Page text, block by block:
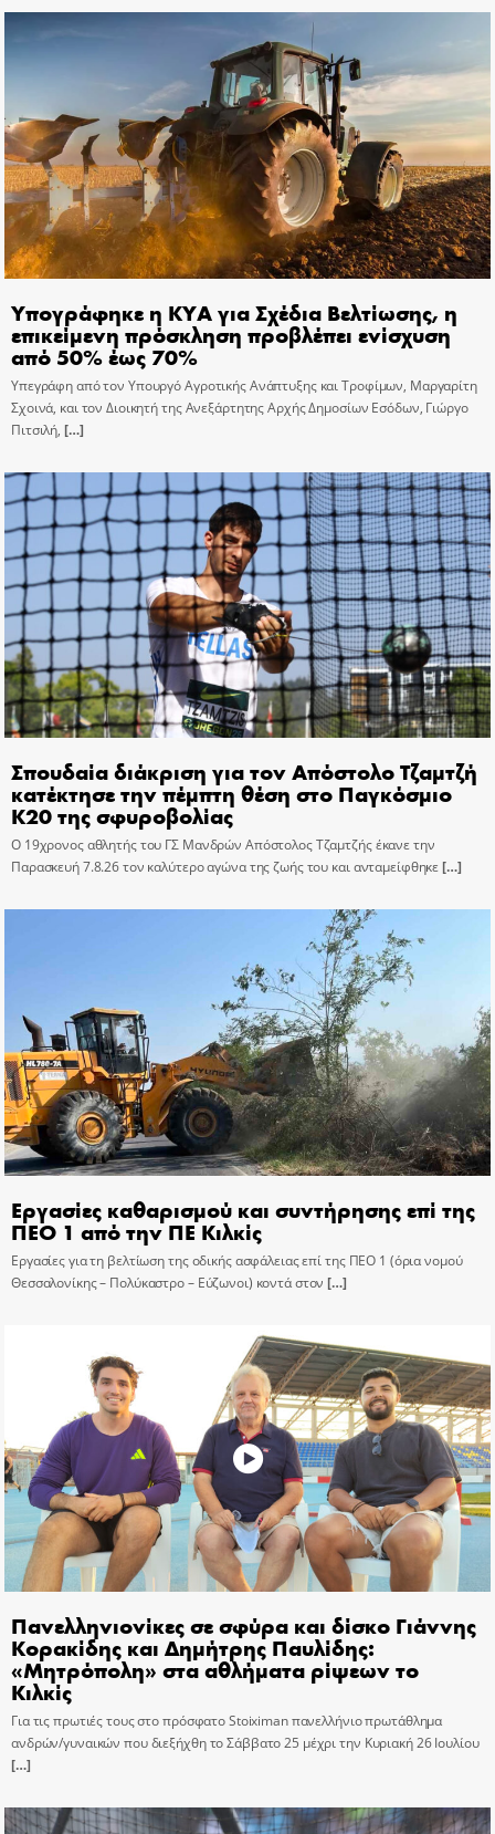
Υπογράφηκε η ΚΥΑ για Σχέδια Βελτίωσης, η
επικείμενη πρόσκληση προβλέπει ενίσχυση
από 50% έως 70%
Υπεγράφη από τον Υπουργό Αγροτικής Ανάπτυξης και Τροφίμων, Μαργαρίτη
Σχοινά, και τον Διοικητή της Ανεξάρτητης Αρχής Δημοσίων Εσόδων, Γιώργο
Πιτσιλή, […]
Σπουδαία διάκριση για τον Απόστολο Τζαμτζή
κατέκτησε την πέμπτη θέση στο Παγκόσμιο
Κ20 της σφυροβολίας
Ο 19χρονος αθλητής του ΓΣ Μανδρών Απόστολος Τζαμτζής έκανε την
Παρασκευή 7.8.26 τον καλύτερο αγώνα της ζωής του και ανταμείφθηκε[…]
Εργασίες καθαρισμού και συντήρησης επί της
ΠΕΟ 1 από την ΠΕ Κιλκίς
Εργασίες για τη βελτίωση της οδικής ασφάλειας επί της ΠΕΟ 1 (όρια νομού
Θεσσαλονίκης – Πολύκαστρο – Εύζωνοι) κοντά στον […]
Πανελληνιονίκες σε σφύρα και δίσκο Γιάννης
Κορακίδης και Δημήτρης Παυλίδης:
«Μητρόπολη» στα αθλήματα ρίψεων το
Κιλκίς
Για τις πρωτιές τους στο πρόσφατο Stoiximan πανελλήνιο πρωτάθλημα
ανδρών/γυναικών που διεξήχθη το Σάββατο 25 μέχρι την Κυριακή 26 Ιουλίου
[…]